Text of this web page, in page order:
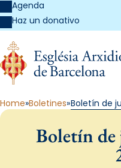
Agenda
Haz un donativo
Home Boletines Boletín de
Boletín de